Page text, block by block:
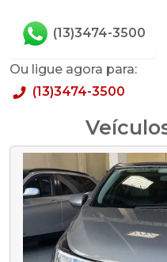
(13)3474-3500
Ou ligue agora para:
(13)3474-3500